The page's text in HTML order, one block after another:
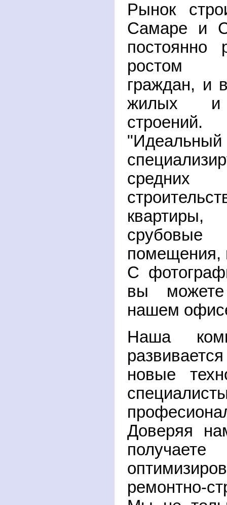
Рынок
Самаре и
постоянно
ростом
граждан, и
жилых и
помещения,
С
вы
нашем
Наша
новые
Доверяя
ремонтно-